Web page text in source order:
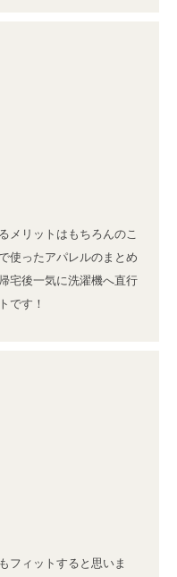
メリットはもちろんのこ
使ったアパレルのまとめ
宅後一気に洗濯機へ直行
です！
フィットすると思いま